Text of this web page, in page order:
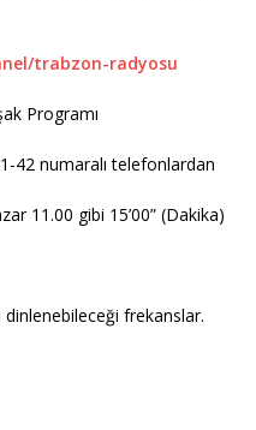
trabzon-radyosu
Programı
42 numaralı telefonlardan
11.00 gibi 15’00” (Dakika)
dinlenebileceği frekanslar.